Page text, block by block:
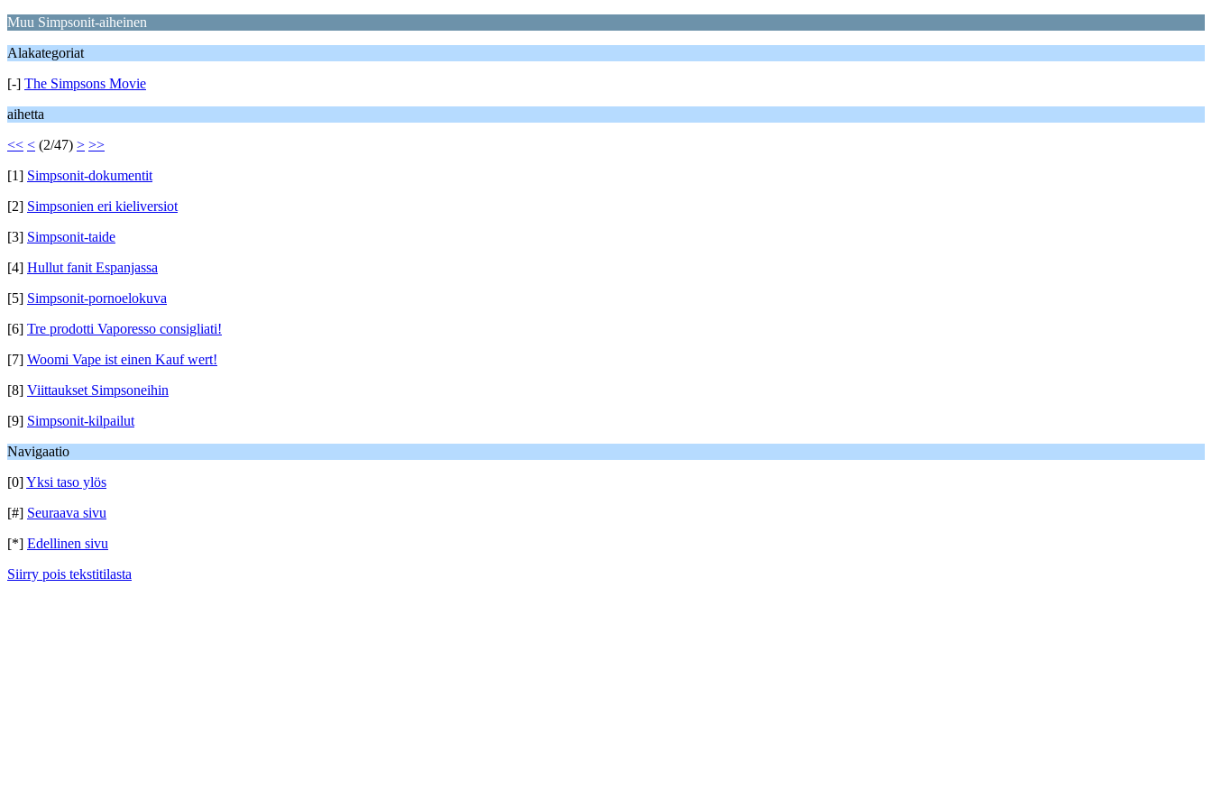
Muu Simpsonit-aiheinen
Alakategoriat
[-] The Simpsons Movie
aihetta
<< < (2/47) > >>
[1] Simpsonit-dokumentit
[2] Simpsonien eri kieliversiot
[3] Simpsonit-taide
[4] Hullut fanit Espanjassa
[5] Simpsonit-pornoelokuva
[6] Tre prodotti Vaporesso consigliati!
[7] Woomi Vape ist einen Kauf wert!
[8] Viittaukset Simpsoneihin
[9] Simpsonit-kilpailut
Navigaatio
[0]Yksi taso ylös
[#] Seuraava sivu
[*] Edellinen sivu
Siirry pois tekstitilasta